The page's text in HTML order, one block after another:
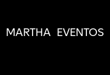
MARTHA EVENTOS